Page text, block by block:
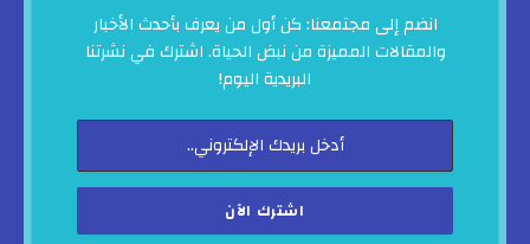
انضم إلى مجتمعنا: كن أول من يعرف بأحدث الأخبار
والمقالات المميزة من نبض الحياة. اشترك في نشرتنا
البريدية اليوم!